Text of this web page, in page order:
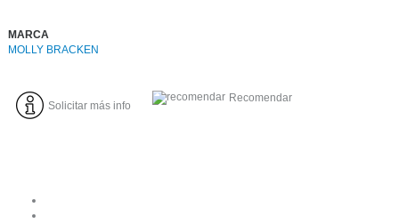
MARCA
MOLLY BRACKEN
Solicitar más info
Recomendar